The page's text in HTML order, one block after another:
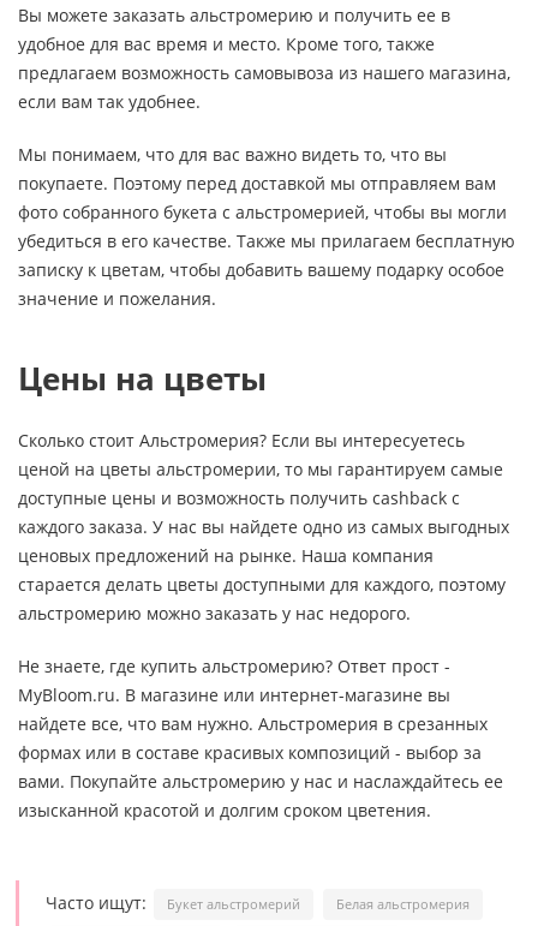
Вы можете заказать альстромерию и получить ее в
удобное для вас время и место. Кроме того, также
предлагаем возможность самовывоза из нашего магазина,
если вам так удобнее.
Мы понимаем, что для вас важно видеть то, что вы
покупаете. Поэтому перед доставкой мы отправляем вам
фото собранного букета с альстромерией, чтобы вы могли
убедиться в его качестве. Также мы прилагаем бесплатную
записку к цветам, чтобы добавить вашему подарку особое
значение и пожелания.
Цены на цветы
Сколько стоит Альстромерия? Если вы интересуетесь
ценой на цветы альстромерии, то мы гарантируем самые
доступные цены и возможность получить cashback с
каждого заказа. У нас вы найдете одно из самых выгодных
ценовых предложений на рынке. Наша компания
старается делать цветы доступными для каждого, поэтому
альстромерию можно заказать у нас недорого.
Не знаете, где купить альстромерию? Ответ прост -
MyBloom.ru. В магазине или интернет-магазине вы
найдете все, что вам нужно. Альстромерия в срезанных
формах или в составе красивых композиций - выбор за
вами. Покупайте альстромерию у нас и наслаждайтесь ее
изысканной красотой и долгим сроком цветения.
Часто ищут: Букет альстромерий Белая альстромерия